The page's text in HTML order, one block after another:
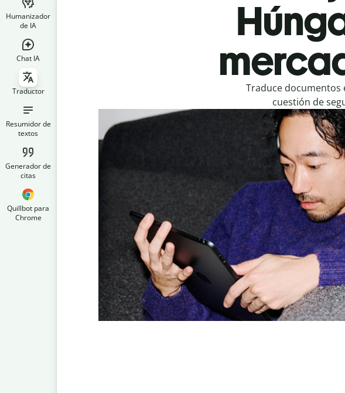
Humanizador
de IA
Chat IA
Traductor
Resumidor de
textos
Generador de
citas
Quillbot para
Chrome
Traduce documentos
cuestión de